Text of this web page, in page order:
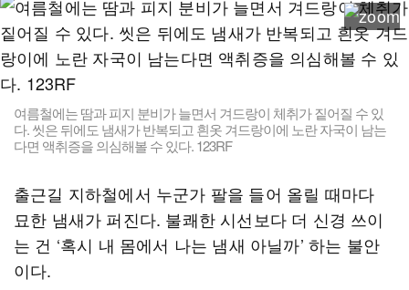
여름철에는 땀과 피지 분비가 늘면서 겨드랑이 체취가 짙어질 수 있
다. 씻은 뒤에도 냄새가 반복되고 흰옷 겨드랑이에 노란 자국이 남는
다면 액취증을 의심해볼 수 있다. 123RF
출근길 지하철에서 누군가 팔을 들어 올릴 때마다
묘한 냄새가 퍼진다. 불쾌한 시선보다 더 신경 쓰이
는 건 ‘혹시 내 몸에서 나는 냄새 아닐까’ 하는 불안
이다.